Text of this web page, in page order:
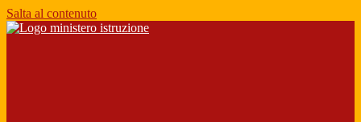
Salta al contenuto